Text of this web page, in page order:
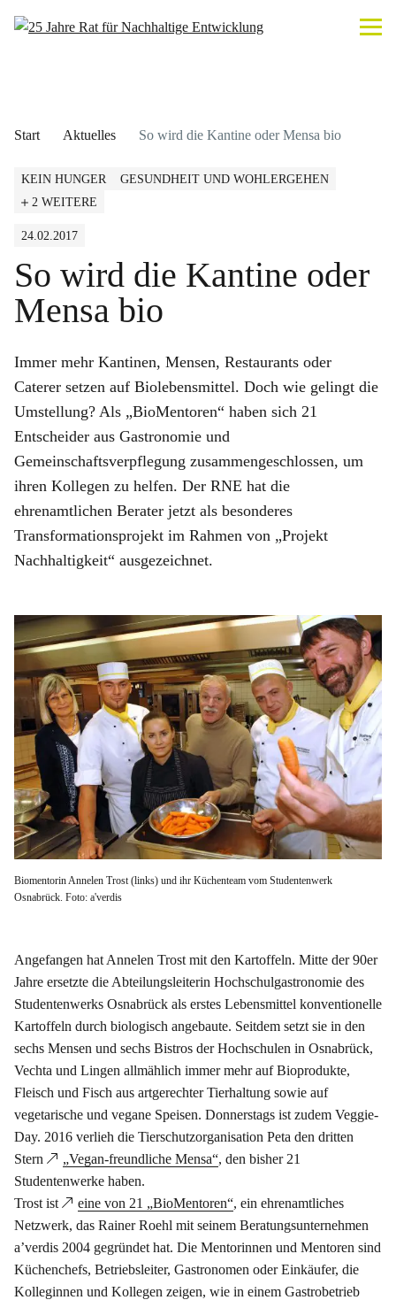
Start Aktuelles So wird die Kantine oder Mensa bio
KEIN HUNGER
GESUNDHEIT UND WOHLERGEHEN
2 WEITERE
24.02.2017
So wird die Kantine oder
Mensa bio
Immer mehr Kantinen, Mensen, Restaurants oder
Caterer setzen auf Biolebensmittel. Doch wie gelingt die
Umstellung? Als „BioMentoren“ haben sich 21
Entscheider aus Gastronomie und
Gemeinschaftsverpflegung zusammengeschlossen, um
ihren Kollegen zu helfen. Der RNE hat die
ehrenamtlichen Berater jetzt als besonderes
Transformationsprojekt im Rahmen von „Projekt
Nachhaltigkeit“ ausgezeichnet.
Biomentorin Annelen Trost (links) und ihr Küchenteam vom Studentenwerk
Osnabrück. Foto: a'verdis
Angefangen hat Annelen Trost mit den Kartoffeln. Mitte der 90er
Jahre ersetzte die Abteilungsleiterin Hochschulgastronomie des
Studentenwerks Osnabrück als erstes Lebensmittel konventionelle
Kartoffeln durch biologisch angebaute. Seitdem setzt sie in den
sechs Mensen und sechs Bistros der Hochschulen in Osnabrück,
Vechta und Lingen allmählich immer mehr auf Bioprodukte,
Fleisch und Fisch aus artgerechter Tierhaltung sowie auf
vegetarische und vegane Speisen. Donnerstags ist zudem Veggie-
Day. 2016 verlieh die Tierschutzorganisation Peta den dritten
Stern
„Vegan-freundliche Mensa“, den bisher 21
Studentenwerke haben.
Trost ist
eine von 21 „BioMentoren“, ein ehrenamtliches
Netzwerk, das Rainer Roehl mit seinem Beratungsunternehmen
a’verdis 2004 gegründet hat. Die Mentorinnen und Mentoren sind
Küchenchefs, Betriebsleiter, Gastronomen oder Einkäufer, die
Kolleginnen und Kollegen zeigen, wie in einem Gastrobetrieb